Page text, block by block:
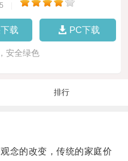
载 PC下载
安全绿色
排行
的改变，传统的家庭价